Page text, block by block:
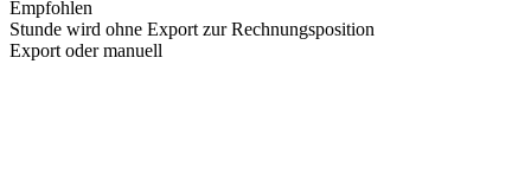
Empfohlen
Stunde wird ohne Export zur Rechnungsposition
Export oder manuell